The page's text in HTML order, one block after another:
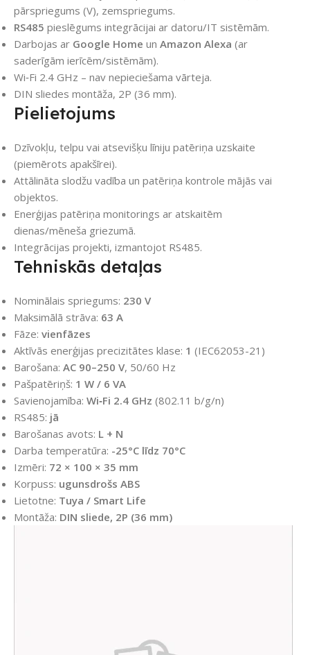
pārspriegums (V), zemspriegums.
RS485 pieslēgums integrācijai ar datoru/IT sistēmām.
Darbojas ar Google Home un Amazon Alexa (ar
saderīgām ierīcēm/sistēmām).
Wi‑Fi 2.4 GHz – nav nepieciešama vārteja.
DIN sliedes montāža, 2P (36 mm).
Pielietojums
Dzīvokļu, telpu vai atsevišķu līniju patēriņa uzskaite
(piemērots apakšīrei).
Attālināta slodžu vadība un patēriņa kontrole mājās vai
objektos.
Enerģijas patēriņa monitorings ar atskaitēm
dienas/mēneša griezumā.
Integrācijas projekti, izmantojot RS485.
Tehniskās detaļas
Nominālais spriegums: 230 V
Maksimālā strāva: 63 A
Fāze: vienfāzes
Aktīvās enerģijas precizitātes klase: 1 (IEC62053-21)
Barošana: AC 90–250 V, 50/60 Hz
Pašpatēriņš: 1 W / 6 VA
Savienojamība: Wi‑Fi 2.4 GHz (802.11 b/g/n)
RS485: jā
Barošanas avots: L + N
Darba temperatūra: -25°C līdz 70°C
Izmēri: 72 × 100 × 35 mm
Korpuss: ugunsdrošs ABS
Lietotne: Tuya / Smart Life
Montāža: DIN sliede, 2P (36 mm)